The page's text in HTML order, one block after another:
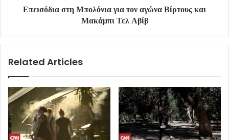
Επεισόδια στη Μπολόνια για τον αγώνα Βίρτους και
Μακάμπι Τελ Αβίβ
Related Articles